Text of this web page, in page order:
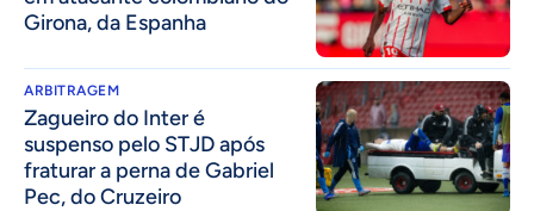
Girona, da Espanha
ARBITRAGEM
Zagueiro do Inter é
suspenso pelo STJD após
fraturar a perna de Gabriel
Pec, do Cruzeiro